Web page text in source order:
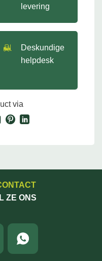
levering
Deskundige
helpdesk
via
ZE ONS